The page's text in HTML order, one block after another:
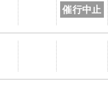
催行中止